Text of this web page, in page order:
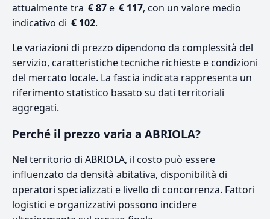
attualmente tra € 87e € 117, con un valore medio
indicativo di € 102.
Le variazioni di prezzo dipendono da complessità del
servizio, caratteristiche tecniche richieste e condizioni
del mercato locale. La fascia indicata rappresenta un
riferimento statistico basato su dati territoriali
aggregati.
Perché il prezzo varia a ABRIOLA?
Nel territorio di ABRIOLA, il costo può essere
influenzato da densità abitativa, disponibilità di
operatori specializzati e livello di concorrenza. Fattori
logistici e organizzativi possono incidere